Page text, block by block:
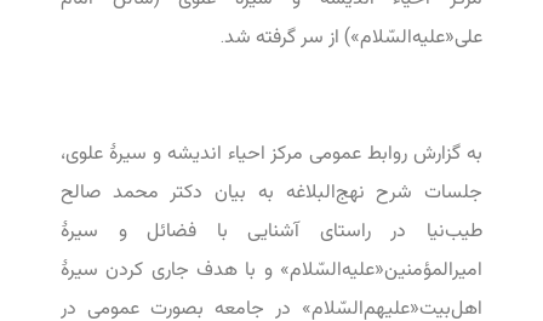
علی«علیه‌السّلام») از سر گرفته شد.
به گزارش روابط عمومی مرکز احیاء اندیشه و سیرۀ علوی،
جلسات شرح نهج‌البلاغه به بیان دکتر محمد صالح
طیب‌نیا در راستای آشنایی با فضائل و سیرۀ
امیرالمؤمنین«علیه‌السّلام» و با هدف جاری کردن سیرۀ
اهل‌بیت«علیهم‌السّلام» در جامعه بصورت عمومی در